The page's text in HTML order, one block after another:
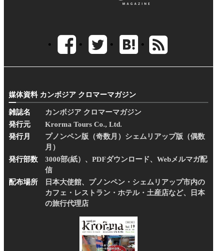
媒体資料 カンボジア クロマーマガジン
雑誌名
カンボジア クロマーマガジン
発行元
Krorma Tours Co., Ltd.
発行月
プノンペン版（奇数月）シェムリアップ版（偶数
月）
発行部数
3000部(紙）、PDFダウンロード、Webメルマガ配
信
配布場所
日本大使館、プノンペン・シェムリアップ市内の
カフェ・レストラン・ホテル・土産店など、日本
の旅行代理店